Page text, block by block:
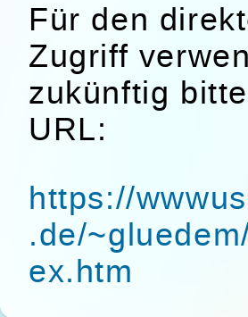
Für den
Zugriff
zukünftig
URL:
https://
.de/
ex.htm